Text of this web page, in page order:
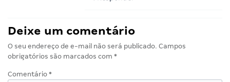
Deixe um comentário
O seu endereço de e-mail não será publicado. Campos
obrigatórios são marcados com *
Comentário *